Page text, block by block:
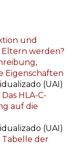
und
werden?
Eigenschaften
(UAI)
Das HLA-C-
auf die
(UAI)
Tabelle der